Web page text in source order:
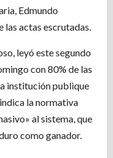
Edmundo
las actas escrutadas.
leyó este segundo
con 80% de las
institución publique
la normativa
al sistema, que
como ganador.